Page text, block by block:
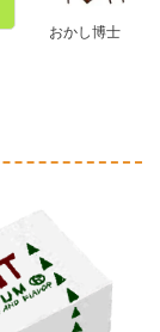
おかし博士